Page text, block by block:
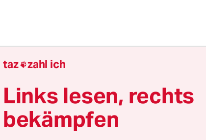
und sonstigen Wetten auf die
wonnige Zeiten. Das hat natürlich
wenigen Tagen zu tun. Die war
weil bei der, soll man sagen,
viele Pannen passiert sind, dass diese
einmal durchgezogen werden sollte.
taz zahl ich
Links lesen, rechts
bekämpfen